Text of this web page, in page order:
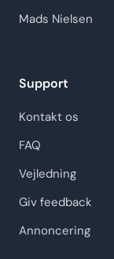
Mads Nielsen
Support
Kontakt os
FAQ
Vejledning
Giv feedback
Annoncering